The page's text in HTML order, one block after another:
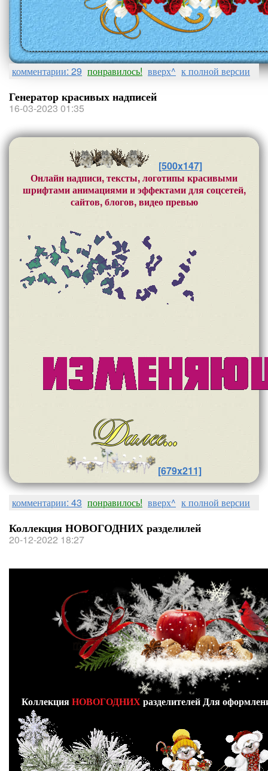
комментарии: 29 понравилось! вверх^ к полной версии
Генератор красивых надписей
16-03-2023 01:35
[500x147]
Онлайн надписи, тексты, логотипы красивыми
шрифтами анимациями и эффектами для соцсетей,
сайтов, блогов, видео превью
[679x211]
комментарии: 43 понравилось! вверх^ к полной версии
Коллекция НОВОГОДНИХ разделилей
20-12-2022 18:27
КоллекцияНОВОГОДНИХразделителей Для